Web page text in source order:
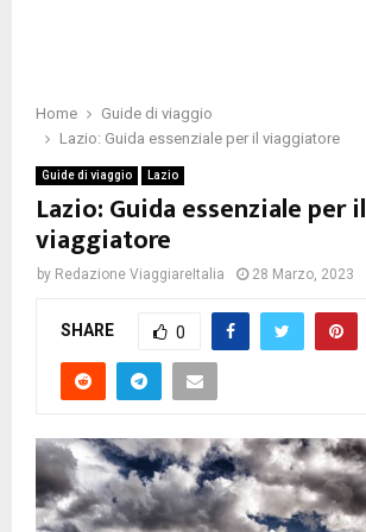
Home
Guide di viaggio
Lazio: Guida essenziale per il viaggiatore
Guide di viaggio Lazio
Lazio: Guida essenziale per il
viaggiatore
by Redazione ViaggiareItalia 28 Marzo, 2023
SHARE 0